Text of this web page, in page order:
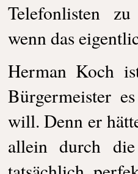
Telefonlisten
wenn das
Herman Koch
Bürgermeister
will. Denn er
allein durch